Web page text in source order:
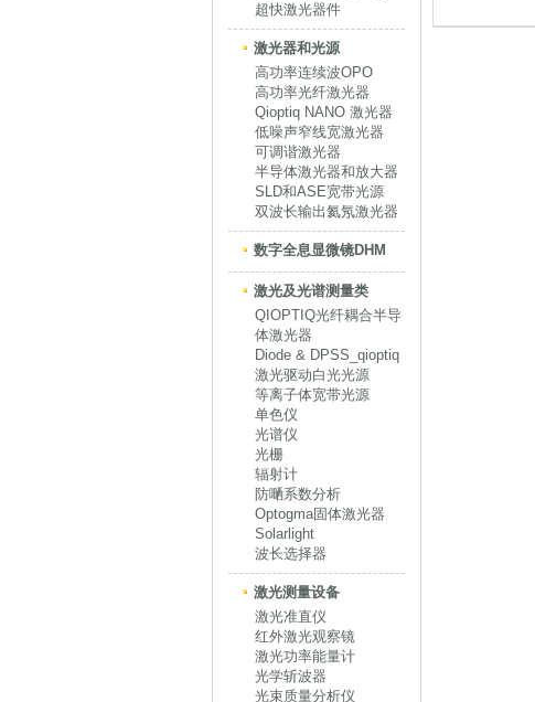
超快激光器件
激光器和光源
高功率连续波OPO
高功率光纤激光器
Qioptiq NANO 激光器
低噪声窄线宽激光器
可调谐激光器
半导体激光器和放大器
SLD和ASE宽带光源
双波长输出氦氖激光器
数字全息显微镜DHM
激光及光谱测量类
QIOPTIQ光纤耦合半导
体激光器
Diode & DPSS_qioptiq
激光驱动白光光源
等离子体宽带光源
单色仪
光谱仪
光栅
辐射计
防嗮系数分析
Optogma固体激光器
Solarlight
波长选择器
激光测量设备
激光准直仪
红外激光观察镜
激光功率能量计
光学斩波器
光束质量分析仪